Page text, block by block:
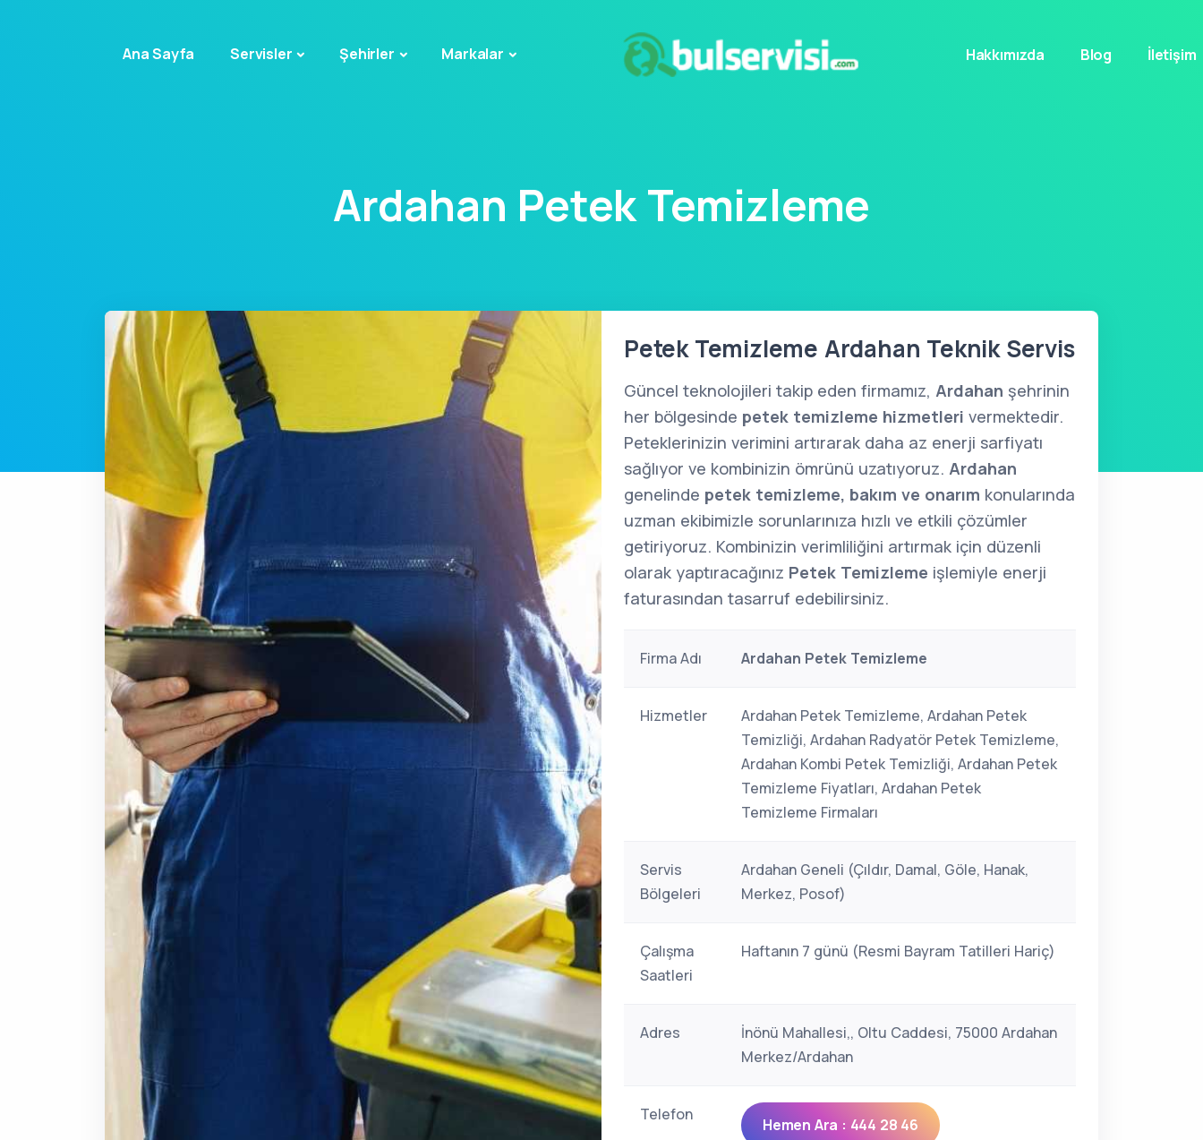
Ana Sayfa Servisler Şehirler Markalar Hakkımızda Blog İletişim
Ardahan Petek Temizleme
Petek Temizleme Ardahan Teknik Servis
Güncel teknolojileri takip eden firmamız, Ardahan şehrinin
her bölgesinde petek temizleme hizmetleri vermektedir.
Peteklerinizin verimini artırarak daha az enerji sarfiyatı
sağlıyor ve kombinizin ömrünü uzatıyoruz. Ardahan
genelinde petek temizleme, bakım ve onarım konularında
uzman ekibimizle sorunlarınıza hızlı ve etkili çözümler
getiriyoruz. Kombinizin verimliliğini artırmak için düzenli
olarak yaptıracağınız Petek Temizleme işlemiyle enerji
faturasından tasarruf edebilirsiniz.
Firma Adı Ardahan Petek Temizleme
Hizmetler
Ardahan Petek Temizleme, Ardahan Petek
Temizliği, Ardahan Radyatör Petek Temizleme,
Ardahan Kombi Petek Temizliği, Ardahan Petek
Temizleme Fiyatları, Ardahan Petek
Temizleme Firmaları
Servis
Bölgeleri
Ardahan Geneli (Çıldır, Damal, Göle, Hanak,
Merkez, Posof)
Çalışma
Saatleri
Haftanın 7 günü (Resmi Bayram Tatilleri Hariç)
Adres
İnönü Mahallesi,, Oltu Caddesi, 75000 Ardahan
Merkez/Ardahan
Telefon
Hemen Ara : 444 28 46